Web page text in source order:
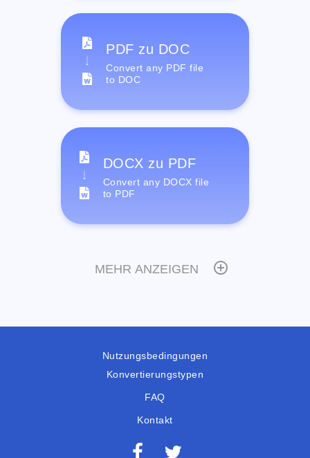
PDF zu DOC
Convert any PDF file
to DOC
DOCX zu PDF
Convert any DOCX file
to PDF
MEHR ANZEIGEN
Nutzungsbedingungen
Konvertierungstypen
FAQ
Kontakt